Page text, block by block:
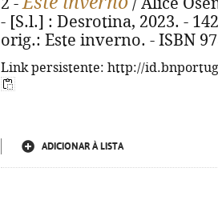
- [S.l.] : Desrotina, 2023. -
orig.: Este inverno. - ISBN
Link persistente: http://
ADICIONAR À LISTA